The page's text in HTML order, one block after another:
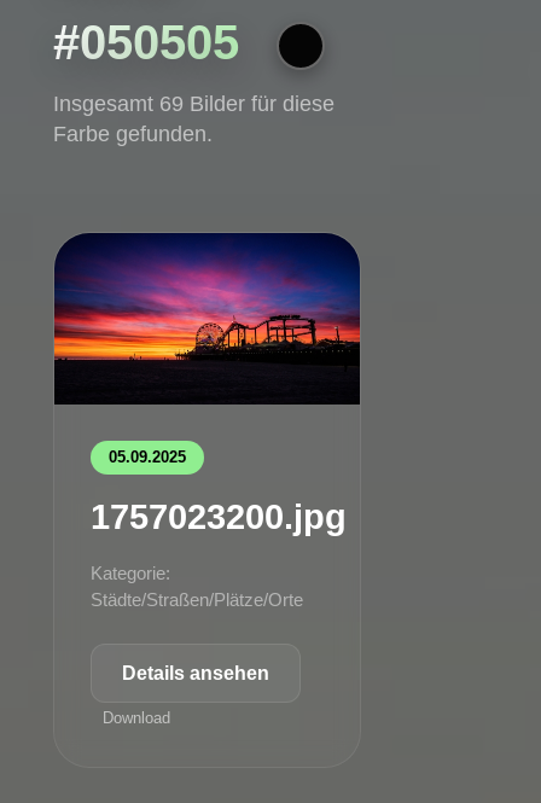
#050505
Insgesamt 69 Bilder für diese
Farbe gefunden.
05.09.2025
1757023200.jpg
Kategorie:
Städte/Straßen/Plätze/Orte
Details ansehen
Download